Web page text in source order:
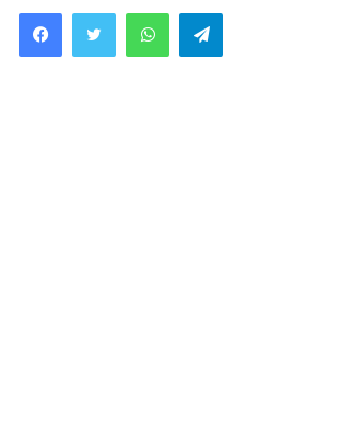
WhatsAppTelegram